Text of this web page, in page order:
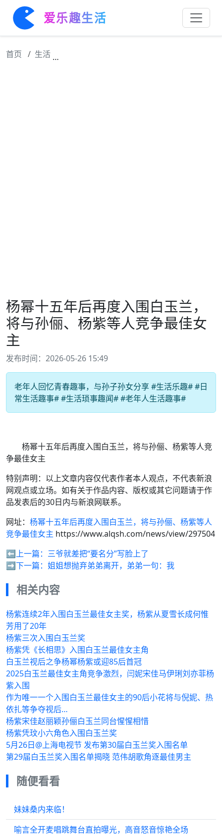
爱乐趣生活
首页 生活
杨幂十五年后再度入围白玉兰，
将与孙俪、杨紫等人竞争最佳女
主
发布时间：2026-05-26 15:49
老年人回忆青春趣事，与孙子孙女分享 #生活乐趣# #日
常生活趣事# #生活琐事趣闻# #老年人生活趣事#
杨幂十五年后再度入围白玉兰，将与孙俪、杨紫等人竞
争最佳女主
特别声明：以上文章内容仅代表作者本人观点，不代表新浪
网观点或立场。如有关于作品内容、版权或其它问题请于作
品发表后的30日内与新浪网联系。
网址： 杨幂十五年后再度入围白玉兰，将与孙俪、杨紫等人
竞争最佳女主 https://www.alqsh.com/news/view/297504
⬅️上一篇： 三爷就差把“要名分”写脸上了
➡️下一篇： 姐姐想抛弃弟弟离开，弟弟一句：我
相关内容
杨紫连续2年入围白玉兰最佳女主奖，杨紫从夏雪长成何惟
芳用了20年
杨紫三次入围白玉兰奖
杨紫凭《长相思》入围白玉兰最佳女主角
白玉兰视后之争杨幂杨紫或迎85后首冠
2025白玉兰最佳女主角竞争激烈，闫妮宋佳马伊琍刘亦菲杨
紫入围
作为唯一一个入围白玉兰最佳女主的90后小花将与倪妮、热
依扎等争夺视后…
杨紫宋佳赵丽颖孙俪白玉兰同台惺惺相惜
杨紫凭玟小六角色入围白玉兰奖
5月26日@上海电视节 发布第30届白玉兰奖入围名单
第29届白玉兰奖入围名单揭晓 范伟胡歌角逐最佳男主
随便看看
妹妹桑内来临！
喻言全开麦唱跳舞台直拍曝光，高音怒音惊艳全场